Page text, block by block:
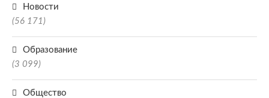
Новости
(56 171)
Образование
(3 099)
Общество